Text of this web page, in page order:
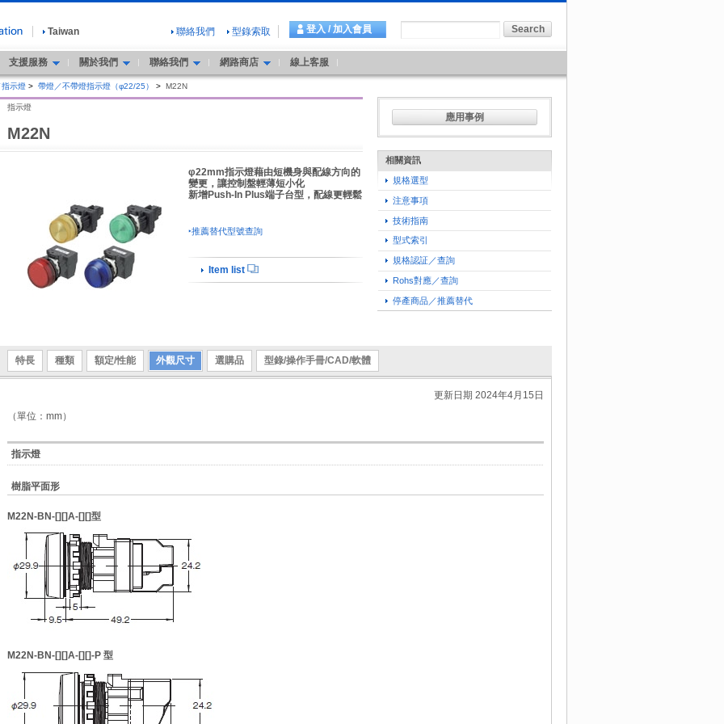
Taiwan 聯絡我們 型錄索取 登入 / 加入會員
支援服務 關於我們 聯絡我們 網路商店 線上客服
指示燈 > 帶燈／不帶燈指示燈（φ22/25） > M22N
M22N
指示燈
φ22mm指示燈藉由短機身與配線方向的
變更，讓控制盤輕薄短小化
新增Push-In Plus端子台型，配線更輕鬆
‣推薦替代型號查詢
Item list
應用事例
相關資訊
規格選型
注意事項
技術指南
型式索引
規格認証／查詢
Rohs對應／查詢
停產商品／推薦替代
特長 種類 額定/性能 外觀尺寸 選購品 型錄/操作手冊/CAD/軟體
更新日期 2024年4月15日
（單位：mm）
指示燈
樹脂平面形
M22N-BN-[][]A-[][]型
M22N-BN-[][]A-[][]-P 型